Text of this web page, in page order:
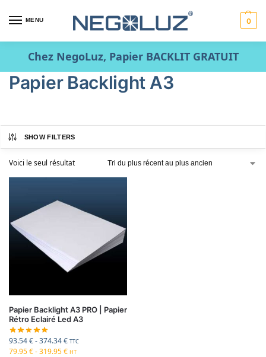
MENU 0
Chez NegoLuz, Papier BACKLIT GRATUIT
Papier Backlight A3
SHOW FILTERS
Voici le seul résultat
Papier Backlight A3 PRO | Papier
Rétro Eclairé Led A3
93.54€-374.34€ TTC
79.95€-319.95€ HT